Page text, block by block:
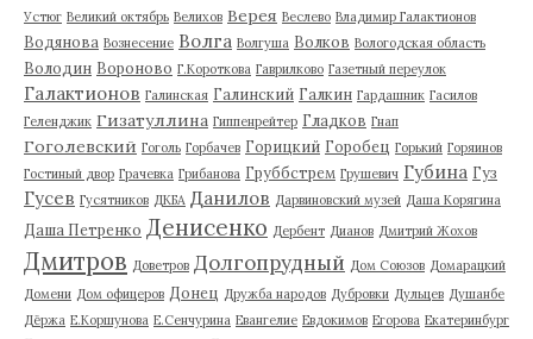
Устюг Великий октябрь Велихов Верея Веслево Владимир Галактионов
Водянова Вознесение Волга Волгуша Волков Вологодская область
Володин Вороново Г.Короткова Гаврилково Газетный переулок
Галактионов Галинская Галинский Галкин Гардашник Гасилов
Геленджик Гизатуллина Гиппенрейтер Гладков Гнап
Гоголевский Гоголь Горбачев Горицкий Горобец Горький Горяинов
Гостиный двор Грачевка Грибанова Груббстрем Грушевич Губина Гуз
Гусев Гусятников ДКБА Данилов Дарвиновский музей Даша Корягина
Даша Петренко Денисенко Дербент Дианов Дмитрий Жохов
Дмитров Доветров Долгопрудный Дом Союзов Домарацкий
Домени Дом офицеров Донец Дружба народов Дубровки Дульцев Душанбе
Дёржа Е.Коршунова Е.Сенчурина Евангелие Евдокимов Егорова Екатеринбург